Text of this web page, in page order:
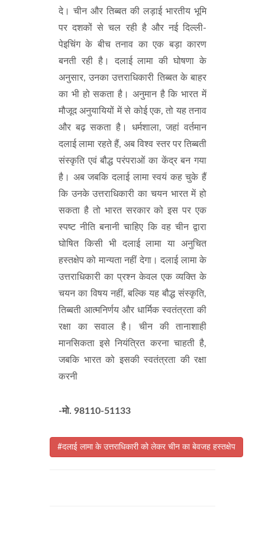
दे। चीन और तिब्बत की लड़ाई भारतीय भूमि
पर दशकों से चल रही है और नई दिल्ली-
पेइचिंग के बीच तनाव का एक बड़ा कारण
बनती रही है। दलाई लामा की घोषणा के
अनुसार, उनका उत्तराधिकारी तिब्बत के बाहर
का भी हो सकता है। अनुमान है कि भारत में
मौजूद अनुयायियों में से कोई एक, तो यह तनाव
और बढ़ सकता है। धर्मशाला, जहां वर्तमान
दलाई लामा रहते हैं, अब विश्व स्तर पर तिब्बती
संस्कृति एवं बौद्ध परंपराओं का केंद्र बन गया
है। अब जबकि दलाई लामा स्वयं कह चुके हैं
कि उनके उत्तराधिकारी का चयन भारत में हो
सकता है तो भारत सरकार को इस पर एक
स्पष्ट नीति बनानी चाहिए कि वह चीन द्वारा
घोषित किसी भी दलाई लामा या अनुचित
हस्तक्षेप को मान्यता नहीं देगा। दलाई लामा के
उत्तराधिकारी का प्रश्न केवल एक व्यक्ति के
चयन का विषय नहीं, बल्कि यह बौद्ध संस्कृति,
तिब्बती आत्मनिर्णय और धार्मिक स्वतंत्रता की
रक्षा का सवाल है। चीन की तानाशाही
मानसिकता इसे नियंत्रित करना चाहती है,
जबकि भारत को इसकी स्वतंत्रता की रक्षा
करनी
-मो. 98110-51133
#दलाई लामा के उत्तराधिकारी को लेकर चीन का बेवजह हस्तक्षेप